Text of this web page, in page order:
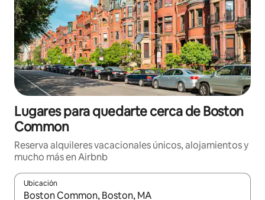
Lugares para quedarte cerca de Boston
Common
Reserva alquileres vacacionales únicos, alojamientos y
mucho más en Airbnb
Ubicación
Cuando los resultados estén disponibles, navega con las